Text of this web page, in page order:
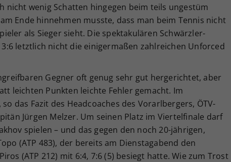
nicht wenig Schatten hingegen beim teils ungestüm
Ende hinnehmen musste, dass man beim Tennis nicht
als Sieger sieht. Die spektakulären Schwärzler-
letztlich nicht die einigermaßen zahlreichen Unforced
Gegner oft genug sehr gut hergerichtet, aber
leichten Punkten leichte Fehler gemacht. Im
das Fazit des Headcoaches des Vorarlbergers, ÖTV-
Jürgen Melzer. Um seinen Platz im Viertelfinale darf
spielen – und das gegen den noch 20-jährigen,
(ATP 483), der bereits am Dienstagabend den
(ATP 212) mit 6:4, 7:6 (5) besiegt hatte. Wie zum Trost